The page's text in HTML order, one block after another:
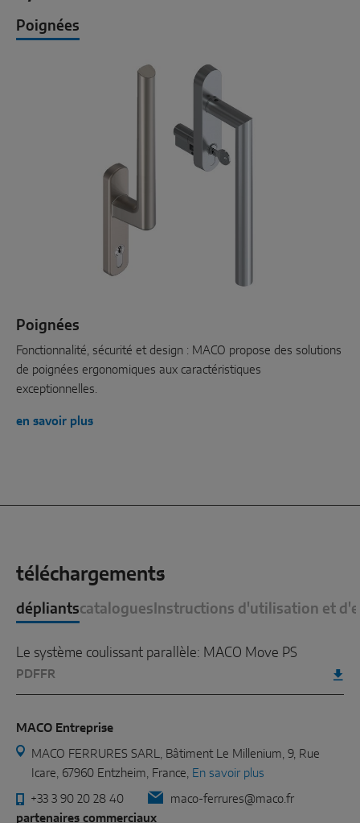
Poignées
Poignées
Fonctionnalité, sécurité et design : MACO propose des solutions
de poignées ergonomiques aux caractéristiques
exceptionnelles.
en savoir plus
téléchargements
dépliantscatalogues Instructions d'utilisation et
Le système coulissant parallèle: MACO Move PS
PDF FR
MACO Entreprise
MACO FERRURES SARL, Bâtiment Le Millenium, 9, Rue
Icare, 67960 Entzheim, France, En savoir plus
+33 3 90 20 28 40
maco-ferrures@maco.fr
partenaires commerciaux